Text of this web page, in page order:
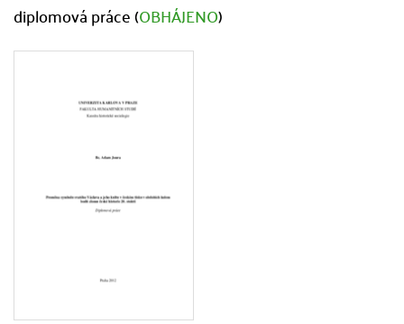
diplomová práce (OBHÁJENO)